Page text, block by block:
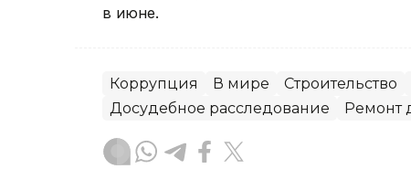
в июне.
Коррупция В мире Строительство
Досудебное расследование
Ремонт